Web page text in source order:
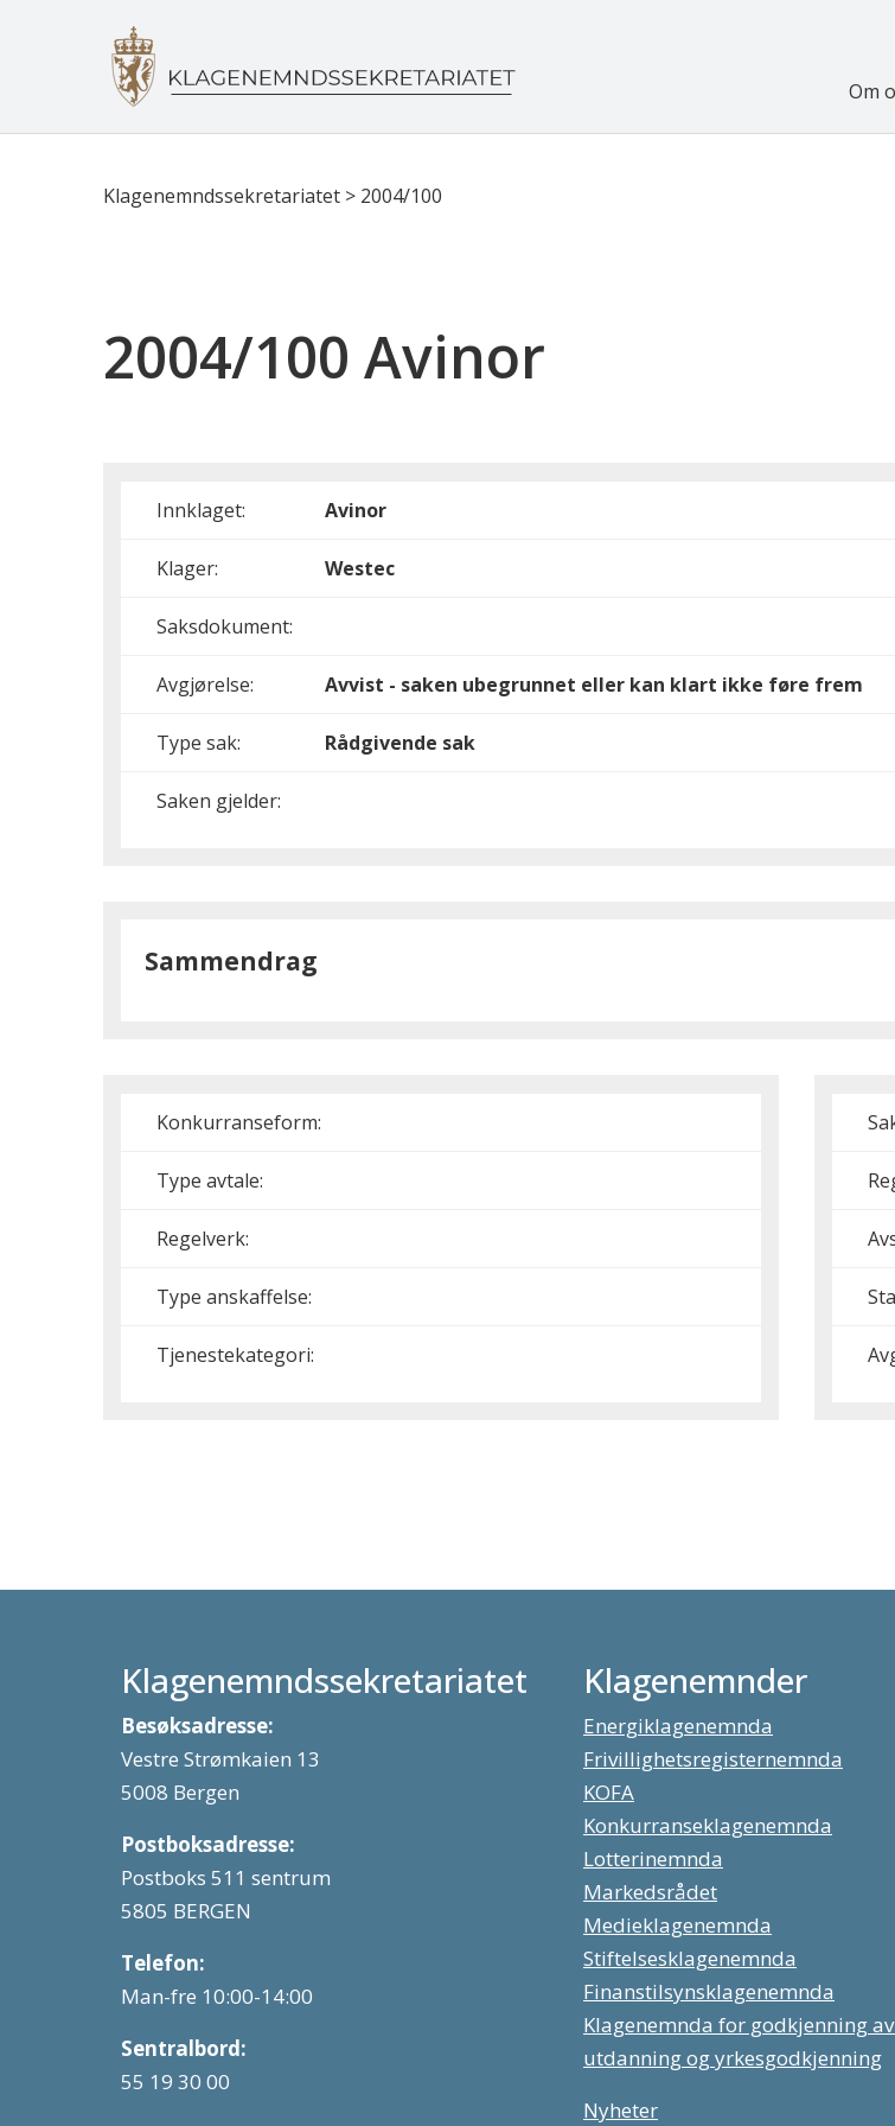
Om
Klagenemndssekretariatet > 2004/100
2004/100 Avinor
Innklaget: Avinor
Klager: Westec
Saksdokument:
Avgjørelse: Avvist - saken ubegrunnet eller kan klart ikke føre frem
Type sak: Rådgivende sak
Saken gjelder:
Sammendrag
Konkurranseform:
Type avtale:
Regelverk:
Type anskaffelse:
Tjenestekategori:
Klagenemndssekretariatet
Besøksadresse:
Vestre Strømkaien 13
5008 Bergen
Postboksadresse:
Postboks 511 sentrum
5805 BERGEN
Telefon:
Man-fre 10:00-14:00
Sentralbord:
55 19 30 00
Klagenemnder
Energiklagenemnda
Frivillighetsregisternemnda
KOFA
Konkurranseklagenemnda
Lotterinemnda
Markedsrådet
Medieklagenemnda
Stiftelsesklagenemnda
Finanstilsynsklagenemnda
Klagenemnda for godkjenning
utdanning og yrkesgodkjenning
Nyheter